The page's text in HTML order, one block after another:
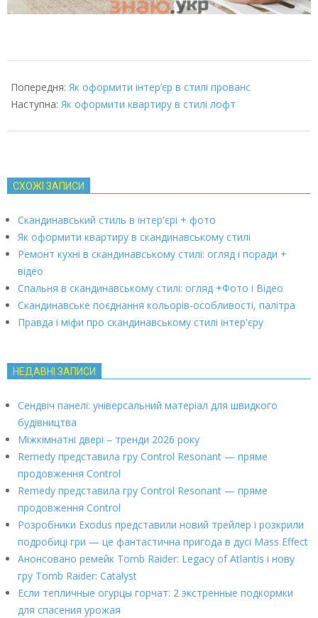
06-
06
Попередня: Як оформити інтер’єр в стилі прованс
Наступна: Як оформити квартиру в стилі лофт
СХОЖІ ЗАПИСИ
Скандинавський стиль в інтер'єрі + фото
Як оформити квартиру в скандинавському стилі
Ремонт кухні в скандинавському стилі: огляд і поради +
відео
Спальня в скандинавському стилі: огляд +Фото і Відео
Скандинавське поєднання кольорів-особливості, палітра
Правда і міфи про скандинавському стилі інтер'єру
НЕДАВНІ ЗАПИСИ
Сендвіч панелі: універсальний матеріал для швидкого
будівництва
Міжкімнатні двері – тренди 2026 року
Remedy представила гру Control Resonant — пряме
продовження Control
Remedy представила гру Control Resonant — пряме
продовження Control
Розробники Exodus представили новий трейлер і розкрили
подробиці гри — це фантастична пригода в дусі Mass Effect
Анонсовано ремейк Tomb Raider: Legacy of Atlantis і нову
гру Tomb Raider: Catalyst
Если тепличные огурцы горчат: 2 экстренные подкормки
для спасения урожая